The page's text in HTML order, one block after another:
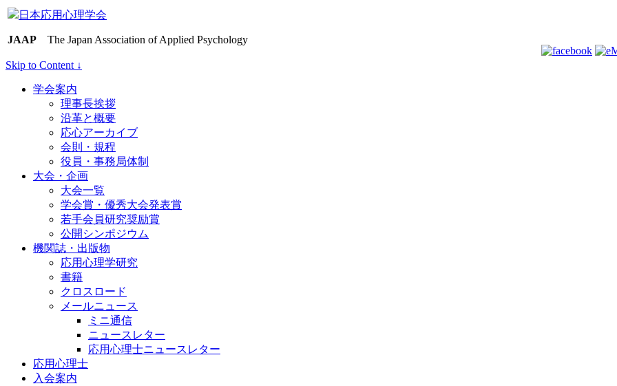
日本応用心理学会
JAAP The Japan Association of Applied Psychology
Skip to Content ↓
学会案内
理事長挨拶
沿革と概要
応心アーカイブ
会則・規程
役員・事務局体制
大会・企画
大会一覧
学会賞・優秀大会発表賞
若手会員研究奨励賞
公開シンポジウム
機関誌・出版物
応用心理学研究
書籍
クロスロード
メールニュース
ミニ通信
ニュースレター
応用心理士ニュースレター
応用心理士
入会案内